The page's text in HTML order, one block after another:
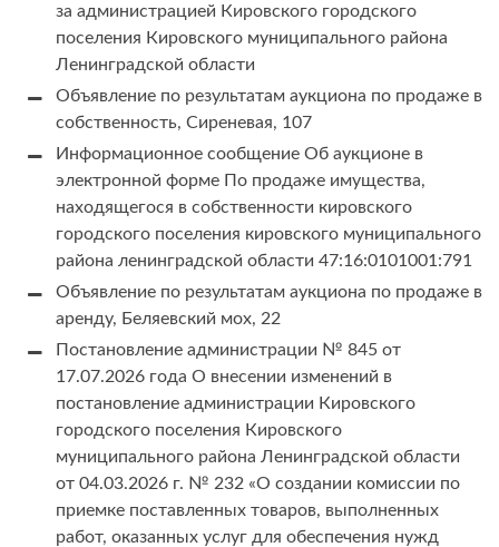
за администрацией Кировского городского
поселения Кировского муниципального района
Ленинградской области
Объявление по результатам аукциона по продаже в
собственность, Сиреневая, 107
Информационное сообщение Об аукционе в
электронной форме По продаже имущества,
находящегося в собственности кировского
городского поселения кировского муниципального
района ленинградской области 47:16:0101001:791
Объявление по результатам аукциона по продаже в
аренду, Беляевский мох, 22
Постановление администрации № 845 от
17.07.2026 года О внесении изменений в
постановление администрации Кировского
городского поселения Кировского
муниципального района Ленинградской области
от 04.03.2026 г. № 232 «О создании комиссии по
приемке поставленных товаров, выполненных
работ, оказанных услуг для обеспечения нужд